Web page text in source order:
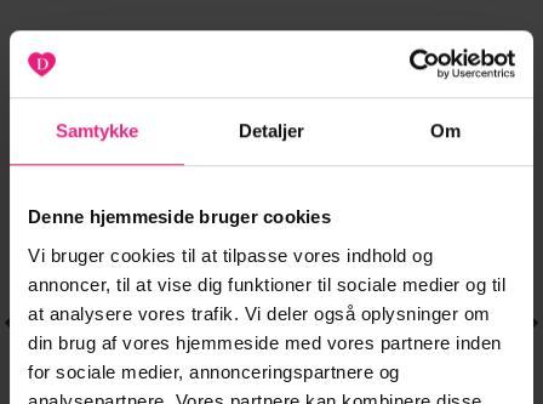
Samtykke Detaljer Om
Denne hjemmeside bruger cookies
Vi bruger cookies til at tilpasse vores indhold og
annoncer, til at vise dig funktioner til sociale medier og til
at analysere vores trafik. Vi deler også oplysninger om
din brug af vores hjemmeside med vores partnere inden
for sociale medier, annonceringspartnere og
-20% -33%
Tilføj til